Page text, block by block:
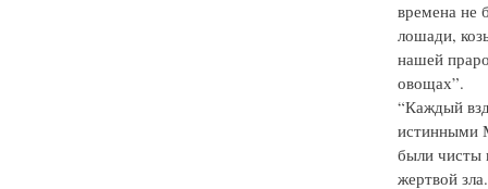
времена не
лошади,
нашей
овощах”.
“Каждый
истинными
были чисты
жертвой